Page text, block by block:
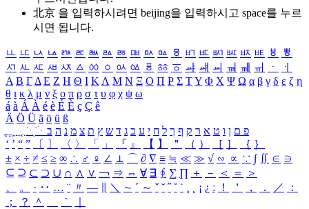
北京 을 입력하시려면 beijing을 입력하시고 space를 누르
시면 됩니다.
ㅥ ㅦ ㅧ ㅨ ㅩ ㅪ ㅫ ㅬ ㅭ ㅮ ㅯ ㅰ ㅱ ㅲ ㅳ ㅴ ㅵ ㅶ ㅷ ㅸ
ㅹ
ㅺ ㅻ ㅼ ㅽ ㅾ ㅿ ㆀ ㆁ ㆂ ㆃ ㆄ ㆅ ㆆ ㆇ ㆈ ㆉ ㆊ ㆋ ㆌ ㆍ
ㆎ
Α Β ΓΔ Ε Ζ Η Θ Ι ΚΛ Μ Ν Ξ Ο Π Ρ Σ ΤΥ Φ Χ Ψ Ω α β γ δ ε ζ η
θ ι κ λ μ ν ξ ο π ρ σ τ υ φ χ ψ ω
á à Á À é è É È ç Ç ê
Ä Ö Ü ä ö ü ß
ִֶֹ ֻּ ׁׂ פ ם ן ו ט א ר ק ף ך ל ח י ע כ ג ד ש ץ ת צ מ נ ה ב
‘ ’ “ ” 〔 〕 〈 〉 「 」 『 』 【 】 ＂ （ ） ［ ］ ｛ ｝
± × ÷ ≠ ≤ ≥ ∞ ∴ ♂ ♀ ∠ ⊥ ⌒ ∂ ∇ ≡ ≒ ≪ ≫ √ ∽ ∝ ∵ ∫ ∬ ∈ ∋
⊆ ⊇ ⊂ ⊃ ∪ ∩ ∧ ∨ ￢ ⇒ ⇔ ∀ ∃ ∮ ∑ ∏ ＋ － ＜ ＝
＞
、
。 · ‥ … ¨ 〃 ― ＼ ∼ ´ ～ ˇ ˘ ˝ ˚ ˙ ¸ ¡ ¿ ː ！ ＇ ， ． ／
：
；
？ ＾ ｀